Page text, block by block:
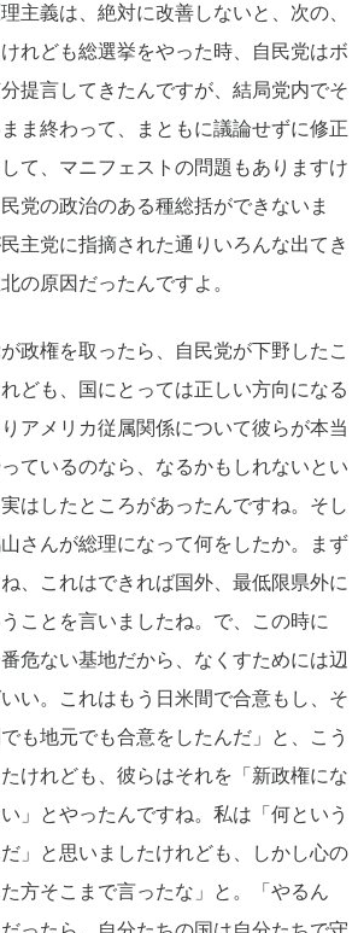
主義は、絶対に改善しないと、次の、
れども総選挙をやった時、自民党はボ
提言してきたんですが、結局党内でそ
ま終わって、まともに議論せずに修正
て、マニフェストの問題もありますけ
党の政治のある種総括ができないま
主党に指摘された通りいろんな出てき
の原因だったんですよ。
政権を取ったら、自民党が下野したこ
ども、国にとっては正しい方向になる
アメリカ従属関係について彼らが本当
ているのなら、なるかもしれないとい
はしたところがあったんですね。そし
さんが総理になって何をしたか。まず
、これはできれば国外、最低限県外に
ことを言いましたね。で、この時に
危ない基地だから、なくすためには辺
い。これはもう日米間で合意もし、そ
も地元でも合意をしたんだ」と、こう
けれども、彼らはそれを「新政権にな
」とやったんですね。私は「何という
」と思いましたけれども、しかし心の
方そこまで言ったな」と。「やるん